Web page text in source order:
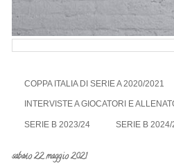
COPPA ITALIA DI SERIE A 2020/2021
INTERVISTE A GIOCATORI E
SERIE B 2023/24 SERIE B 2024/
sabato 22 maggio 2021